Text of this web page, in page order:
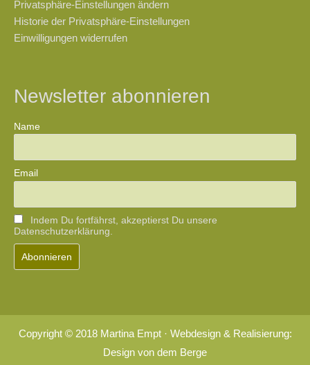
Privatsphäre-Einstellungen ändern
Historie der Privatsphäre-Einstellungen
Einwilligungen widerrufen
Newsletter abonnieren
Name
Email
Indem Du fortfährst, akzeptierst Du unsere
Datenschutzerklärung.
Copyright © 2018 Martina Empt · Webdesign & Realisierung:
Design von dem Berge